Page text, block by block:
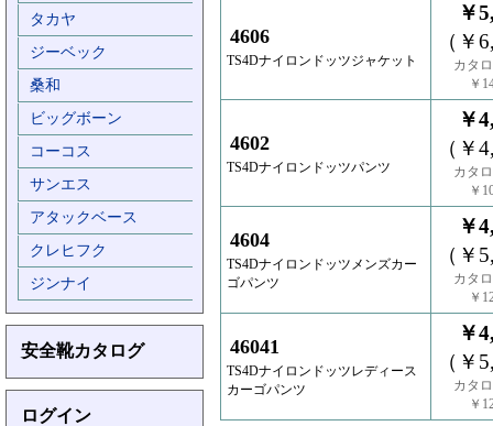
タカヤ
ジーベック
桑和
ビッグボーン
コーコス
サンエス
アタックベース
クレヒフク
ジンナイ
安全靴カタログ
ログイン
4606
TS4Dナイロンドッツジャケット
￥
（￥
カタ
￥
4602
TS4Dナイロンドッツパンツ
￥
（￥
カタ
￥
4604
TS4Dナイロンドッツメンズカー
ゴパンツ
￥
（￥
カタ
￥
46041
TS4Dナイロンドッツレディース
カーゴパンツ
￥
（￥
カタ
￥